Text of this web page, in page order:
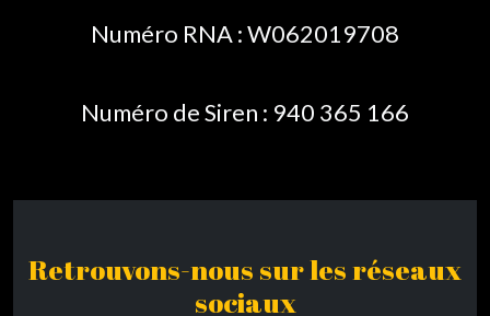
Numéro RNA : W062019708
Numéro de Siren : 940 365 166
Retrouvons-nous sur les réseaux
sociaux